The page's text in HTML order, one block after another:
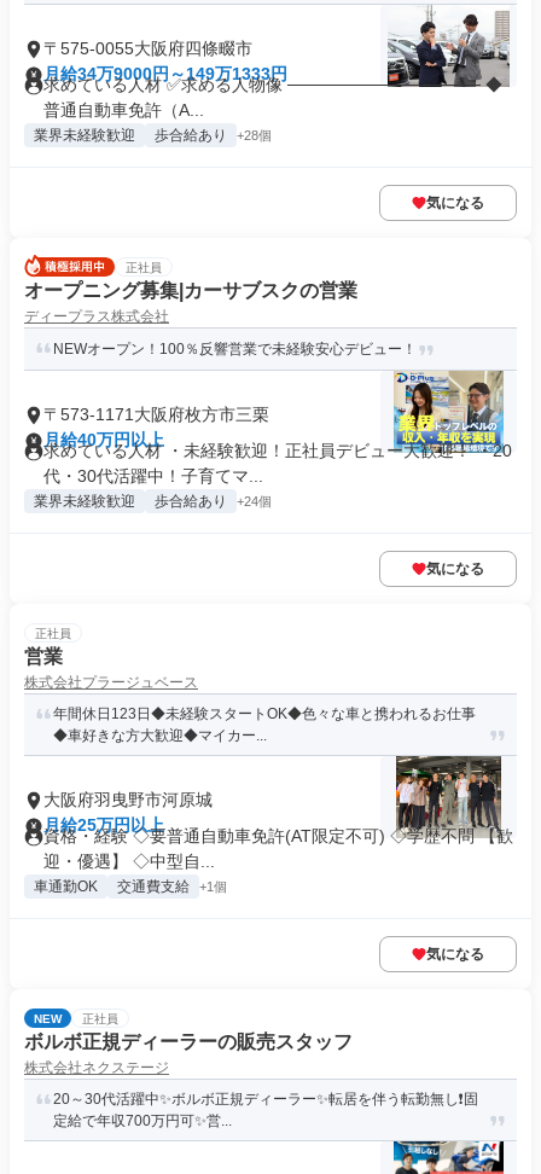
〒575-0055大阪府四條畷市
月給34万9000円～149万1333円
求めている人材 ✅求める人物像 ──────────────── ◆
普通自動車免許（A...
業界未経験歓迎 歩合給あり +28個
気になる
正社員
オープニング募集|カーサブスクの営業
ディープラス株式会社
NEWオープン！100％反響営業で未経験安心デビュー！
〒573-1171大阪府枚方市三栗
月給40万円以上
求めている人材 ・未経験歓迎！正社員デビュー大歓迎！ ・20
代・30代活躍中！子育てマ...
業界未経験歓迎 歩合給あり +24個
気になる
正社員
営業
株式会社プラージュベース
年間休日123日◆未経験スタートOK◆色々な車と携われるお仕事
◆車好きな方大歓迎◆マイカー...
大阪府羽曳野市河原城
月給25万円以上
資格・経験 ◇要普通自動車免許(AT限定不可) ◇学歴不問 【歓
迎・優遇】 ◇中型自...
車通勤OK 交通費支給 +1個
気になる
NEW 正社員
ボルボ正規ディーラーの販売スタッフ
株式会社ネクステージ
20～30代活躍中✨ボルボ正規ディーラー✨転居を伴う転勤無し❗固
定給で年収700万円可✨営...